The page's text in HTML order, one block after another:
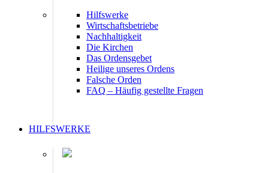
Hilfswerke
Wirtschaftsbetriebe
Nachhaltigkeit
Die Kirchen
Das Ordensgebet
Heilige unseres Ordens
Falsche Orden
FAQ – Häufig gestellte Fragen
HILFSWERKE